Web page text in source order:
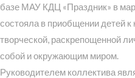
базе МАУ КДЦ «Праздник» в
состояла в приобщении детей к
творческой, раскрепощенной
собой и окружающим миром.
Руководителем коллектива